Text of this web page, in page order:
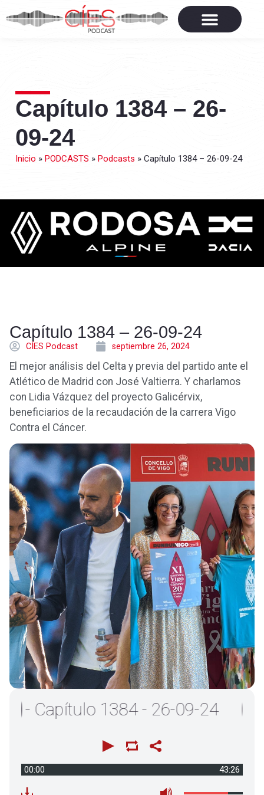
Capítulo 1384 – 26-
09-24
Inicio » PODCASTS » Podcasts » Capítulo 1384 – 26-09-24
Capítulo 1384 – 26-09-24
CÍES Podcast septiembre 26, 2024
El mejor análisis del Celta y previa del partido ante el
Atlético de Madrid con José Valtierra. Y charlamos
con Lidia Vázquez del proyecto Galicérvix,
beneficiarios de la recaudación de la carrera Vigo
Contra el Cáncer.
1384 - 26-09-24
00:00 43:26